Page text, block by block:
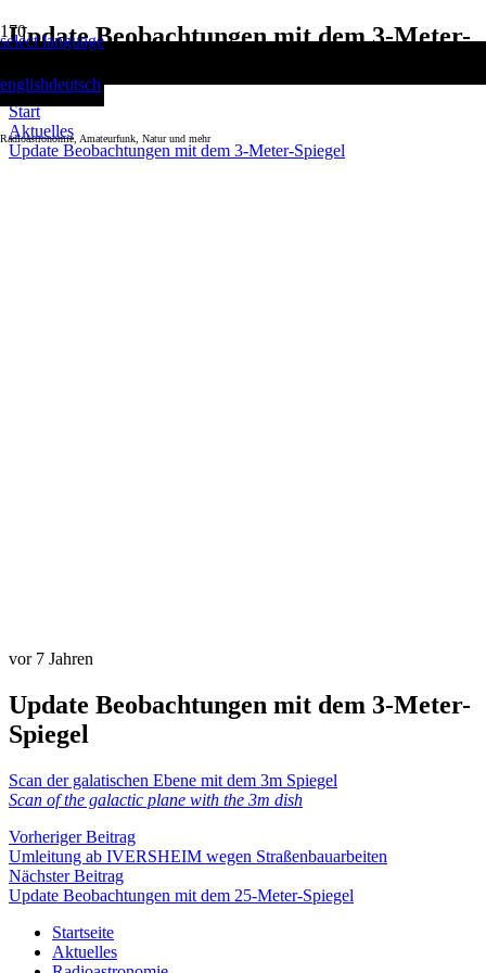
select language
englishdeutsch
Radioastronomie, Amateurfunk, Natur und mehr
Update Beobachtungen mit dem 3-Meter-
Start
Aktuelles
Update Beobachtungen mit dem 3-Meter-Spiegel
vor 7 Jahren
Update Beobachtungen mit dem 3-Meter-
Spiegel
Scan der galatischen Ebene mit dem 3m Spiegel
Scan of the galactic plane with the 3m dish
Vorheriger Beitrag
Umleitung ab IVERSHEIM wegen Straßenbauarbeiten
Nächster Beitrag
Update Beobachtungen mit dem 25-Meter-Spiegel
Startseite
Aktuelles